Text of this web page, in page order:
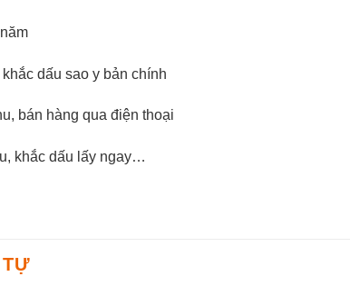
dấu sao y bản chính
bán hàng qua điện thoại
khắc dấu lấy ngay…